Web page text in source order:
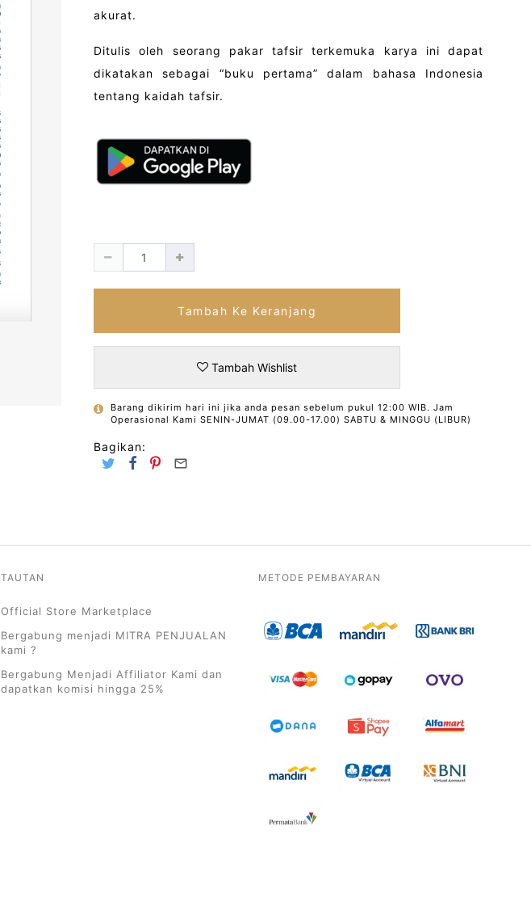
akurat.
Ditulis oleh seorang pakar tafsir terkemuka karya ini dapat
dikatakan sebagai “buku pertama” dalam bahasa Indonesia
tentang kaidah tafsir.
Tambah Ke Keranjang
Tambah Wishlist
Barang dikirim hari ini jika anda pesan sebelum pukul 12:00 WIB. Jam
Operasional Kami SENIN-JUMAT (09.00-17.00) SABTU & MINGGU (LIBUR)
Bagikan:
TAUTAN
Official Store Marketplace
Bergabung menjadi MITRA PENJUALAN
kami ?
Bergabung Menjadi Affiliator Kami dan
dapatkan komisi hingga 25%
METODE PEMBAYARAN